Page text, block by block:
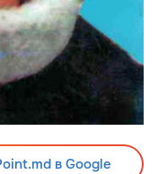
в Google